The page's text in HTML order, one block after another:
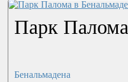
Парк Палома
Бенальмадена